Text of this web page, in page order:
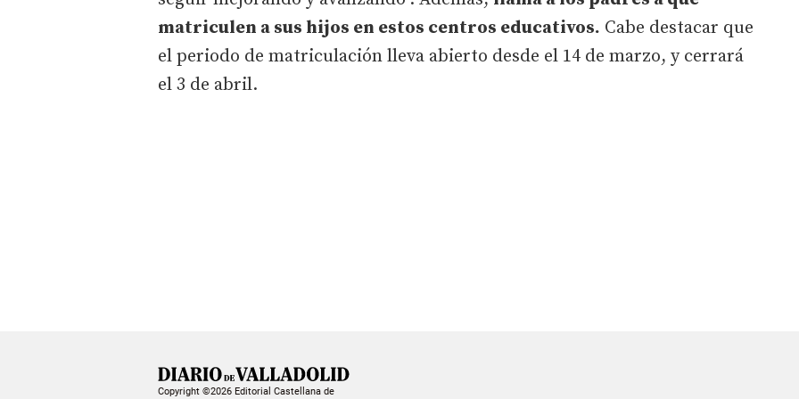
matriculen a sus hijos en estos centros educativos. Cabe destacar que
el periodo de matriculación lleva abierto desde el 14 de marzo, y cerrará
el 3 de abril.
Copyright ©2026 Editorial Castellana de